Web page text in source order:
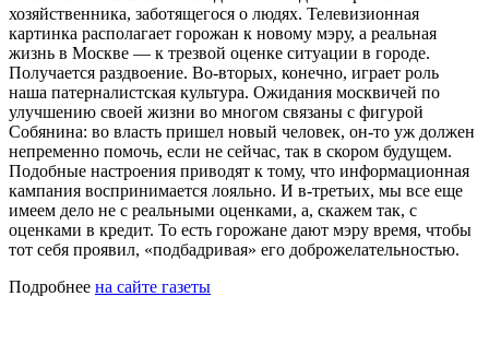
хозяйственника, заботящегося о людях. Телевизионная
картинка располагает горожан к новому мэру, а реальная
жизнь в Москве — к трезвой оценке ситуации в городе.
Получается раздвоение. Во-вторых, конечно, играет роль
наша патерналистская культура. Ожидания москвичей по
улучшению своей жизни во многом связаны с фигурой
Собянина: во власть пришел новый человек, он-то уж должен
непременно помочь, если не сейчас, так в скором будущем.
Подобные настроения приводят к тому, что информационная
кампания воспринимается лояльно. И в-третьих, мы все еще
имеем дело не с реальными оценками, а, скажем так, с
оценками в кредит. То есть горожане дают мэру время, чтобы
тот себя проявил, «подбадривая» его доброжелательностью.
Подробнее на сайте газеты